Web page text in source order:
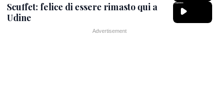
Scuffet: felice di essere rimasto qui a
Udine